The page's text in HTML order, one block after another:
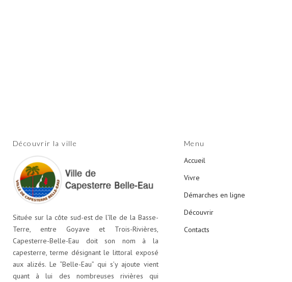
Découvrir la ville
Située sur la côte sud-est de l’île de la Basse-
Terre, entre Goyave et Trois-Rivières,
Capesterre-Belle-Eau doit son nom à la
capesterre, terme désignant le littoral exposé
aux alizés. Le “Belle-Eau” qui s’y ajoute vient
quant à lui des nombreuses rivières qui
Menu
Accueil
Vivre
Démarches en ligne
Découvrir
Contacts